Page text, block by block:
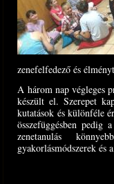
zenefelfedező és
A három nap végleges
készült el. Szerepet
kutatások és különféle
összefüggésben pedig
zenetanulás
gyakorlásmódszerek és